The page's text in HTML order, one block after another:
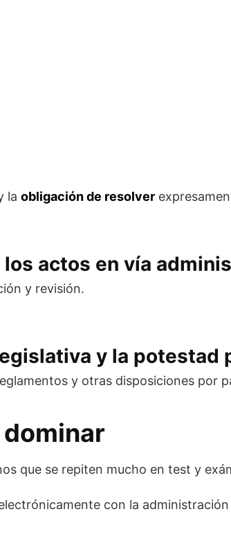
la obligación de resolver
actos en vía
y revisión.
y la potestad
y otras disposiciones por
que se repiten mucho en test y
con la administración